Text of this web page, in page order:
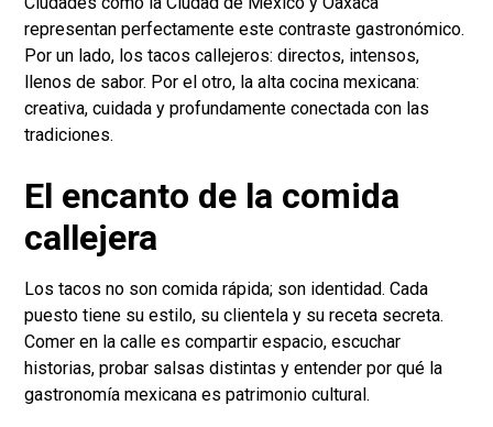
representan perfectamente este contraste gastronómico.
Por un lado, los tacos callejeros: directos, intensos,
llenos de sabor. Por el otro, la alta cocina mexicana:
creativa, cuidada y profundamente conectada con las
tradiciones.
El encanto de la comida
callejera
Los tacos no son comida rápida; son identidad. Cada
puesto tiene su estilo, su clientela y su receta secreta.
Comer en la calle es compartir espacio, escuchar
historias, probar salsas distintas y entender por qué la
gastronomía mexicana es patrimonio cultural.